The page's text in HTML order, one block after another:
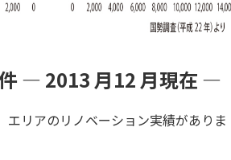
― 2013 月12 月現在 ―
エリアのリノベーション実績がありま